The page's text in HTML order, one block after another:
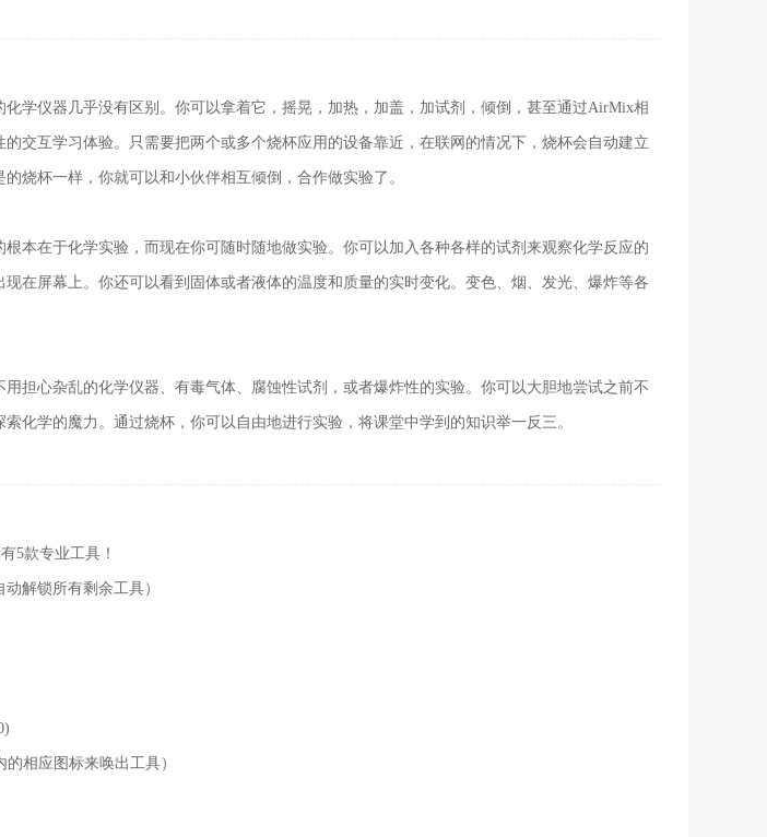
学仪器几乎没有区别。你可以拿着它，摇晃，加热，加盖，加试剂，倾倒，甚至通过AirMix相
交互学习体验。只需要把两个或多个烧杯应用的设备靠近，在联网的情况下，烧杯会自动建立
烧杯一样，你就可以和小伙伴相互倾倒，合作做实验了。
本在于化学实验，而现在你可随时随地做实验。你可以加入各种各样的试剂来观察化学反应的
在屏幕上。你还可以看到固体或者液体的温度和质量的实时变化。变色、烟、发光、爆炸等各
担心杂乱的化学仪器、有毒气体、腐蚀性试剂，或者爆炸性的实验。你可以大胆地尝试之前不
化学的魔力。通过烧杯，你可以自由地进行实验，将课堂中学到的知识举一反三。
5款专业工具！
解锁所有剩余工具）
相应图标来唤出工具）